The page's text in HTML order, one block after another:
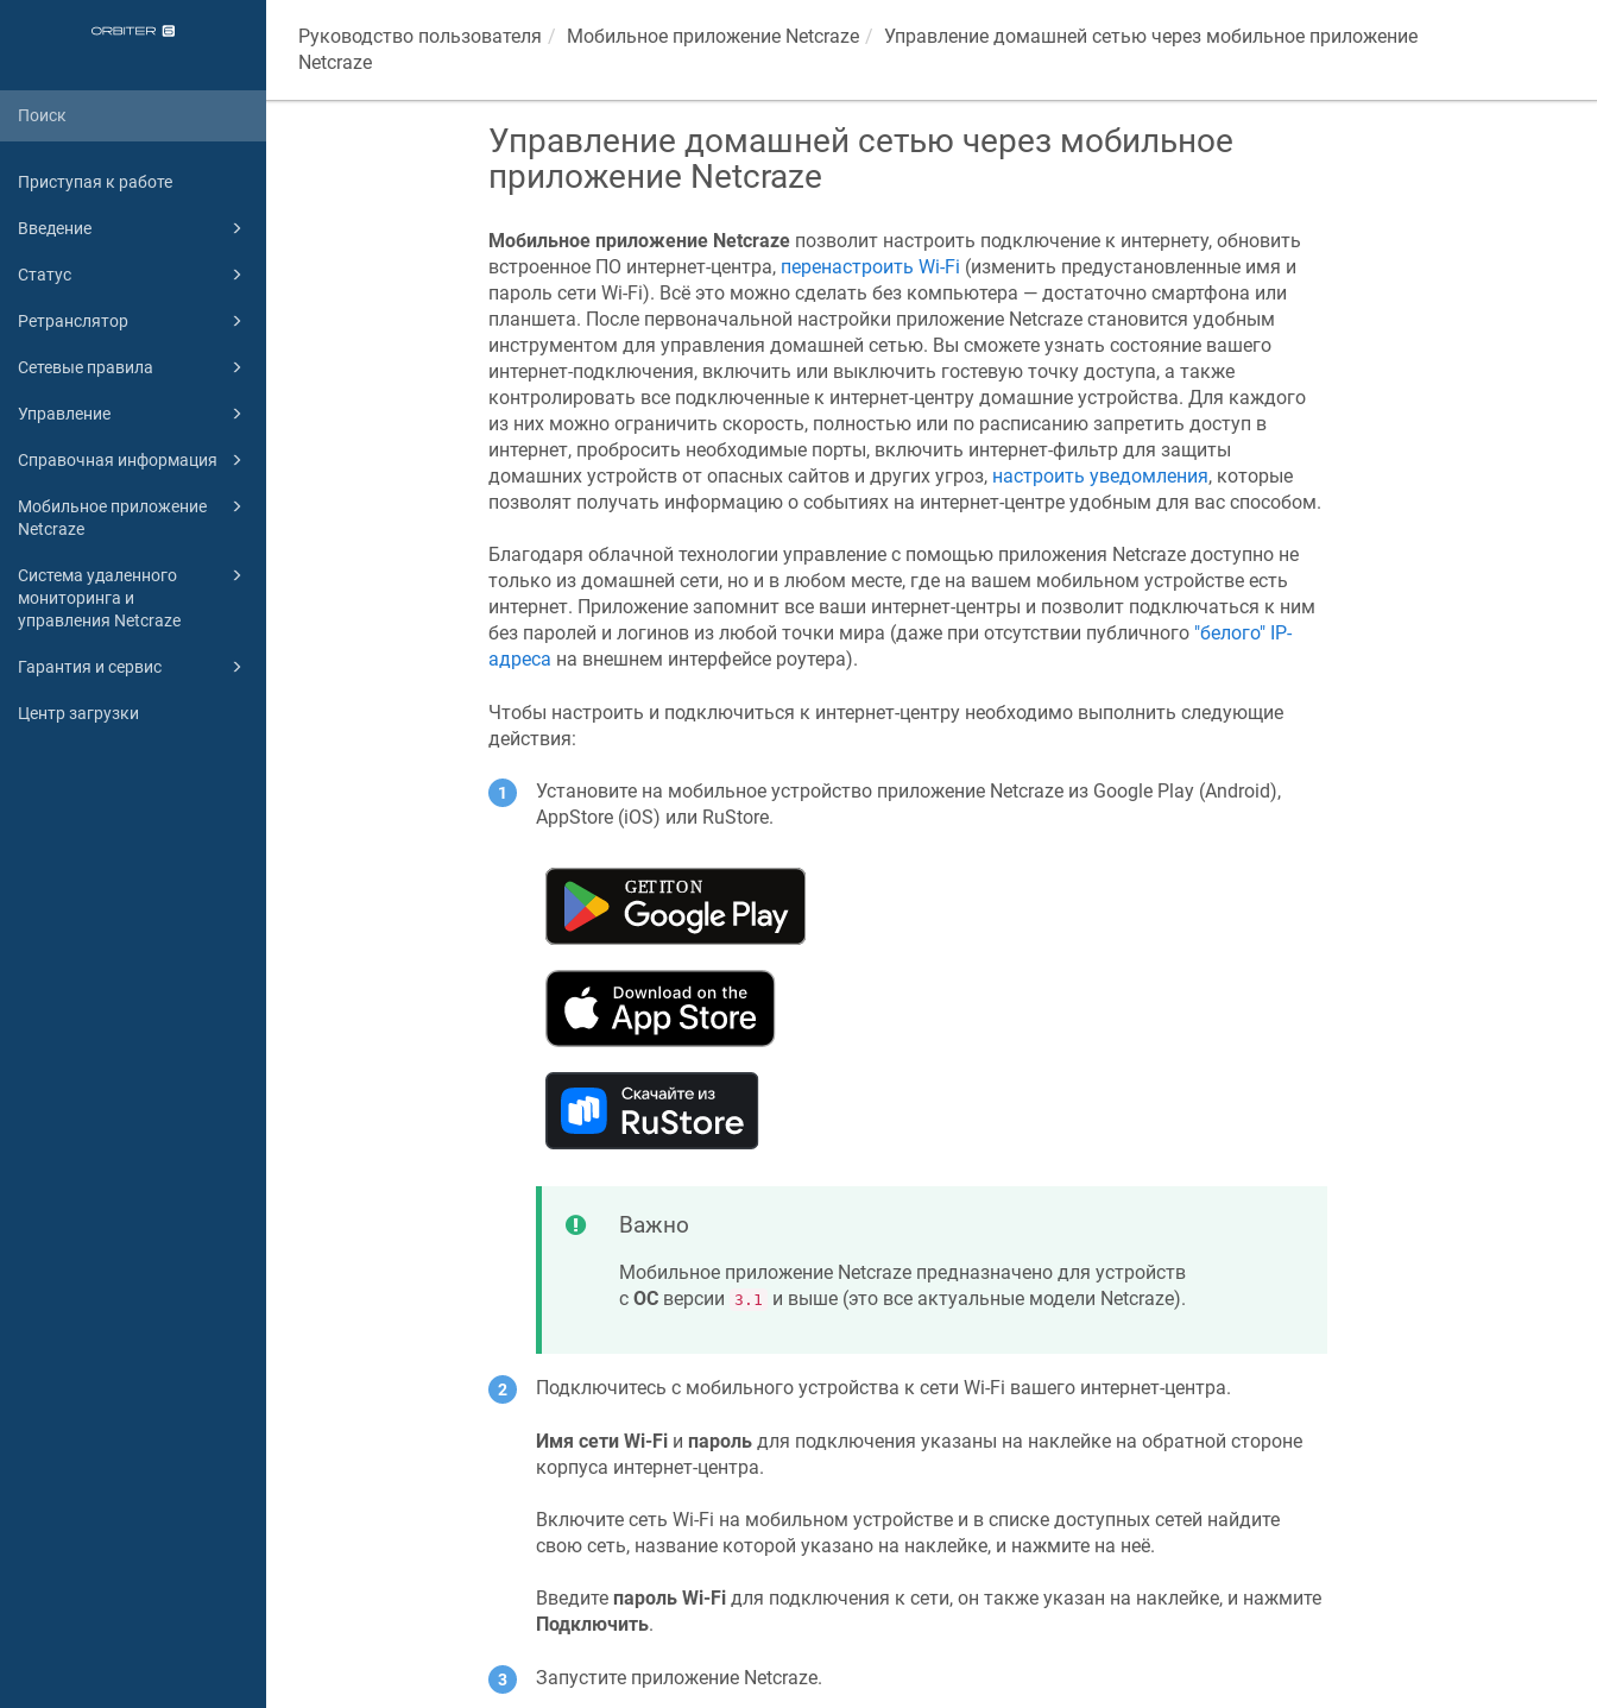
Приступая к работе
Введение
Статус
Ретранслятор
Сетевые правила
Управление
Справочная информация
Мобильное приложение
Netcraze
Система удаленного
мониторинга и
управления Netcraze
Гарантия и сервис
Центр загрузки
Руководство пользователя Мобильное приложение Netcraze
Управление домашней сетью через мобильное приложение
Netcraze
Управление домашней сетью через мобильное
приложение Netcraze
Мобильное приложение Netcrazeпозволит настроить подключение к интернету, обновить
встроенное ПО интернет-центра, перенастроить Wi-Fi (изменить предустановленные имя и
пароль сети Wi-Fi). Всё это можно сделать без компьютера — достаточно смартфона или
планшета. После первоначальной настройки приложение Netcrazeстановится удобным
инструментом для управления домашней сетью. Вы сможете узнать состояние вашего
интернет-подключения, включить или выключить гостевую точку доступа, а также
контролировать все подключенные к интернет-центру домашние устройства. Для каждого
из них можно ограничить скорость, полностью или по расписанию запретить доступ в
интернет, пробросить необходимые порты, включить интернет-фильтр для защиты
домашних устройств от опасных сайтов и других угроз, настроить уведомления, которые
позволят получать информацию о событиях на интернет-центре удобным для вас способом.
Благодаря облачной технологии управление с помощью приложения Netcrazeдоступно не
только из домашней сети, но и в любом месте, где на вашем мобильном устройстве есть
интернет. Приложение запомнит все ваши интернет-центры и позволит подключаться к ним
без паролей и логинов из любой точки мира (даже при отсутствии публичного "белого" IP-
адреса на внешнем интерфейсе роутера).
Чтобы настроить и подключиться к интернет-центру необходимо выполнить следующие
действия:
Установите на мобильное устройство приложение Netcrazeиз Google Play (Android),
AppStore (iOS) или RuStore.
Важно
Мобильное приложение Netcrazeпредназначено для устройств
c ОСверсии 3.1 и выше (это все актуальные модели Netcraze).
Подключитесь с мобильного устройства к сети Wi-Fi вашего интернет-центра.
Имя сети Wi-Fiи парольдля подключения указаны на наклейке на обратной стороне
корпуса интернет-центра.
Включите сеть Wi-Fi на мобильном устройстве и в списке доступных сетей найдите
свою сеть, название которой указано на наклейке, и нажмите на неё.
Введите пароль Wi-Fiдля подключения к сети, он также указан на наклейке, и нажмите
Подключить.
Запустите приложение Netcraze.